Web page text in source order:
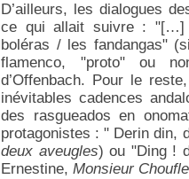
D’ailleurs, les dialogues
ce qui allait suivre : "[…]
boléras / les fandangas"
flamenco, "proto" ou
d’Offenbach. Pour le
inévitables cadences
des rasgueados en
protagonistes : " Derin
deux aveugles) ou "Ding !
Ernestine,Monsieur